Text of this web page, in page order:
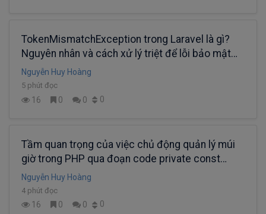
TokenMismatchException trong Laravel là gì?
Nguyên nhân và cách xử lý triệt để lỗi bảo mật
CSRF
Nguyễn Huy Hoàng
5 phút đọc
16 0 0 0
Tầm quan trọng của việc chủ động quản lý múi
giờ trong PHP qua đoạn code private const
TIMEZONE
Nguyễn Huy Hoàng
4 phút đọc
16 0 0 0